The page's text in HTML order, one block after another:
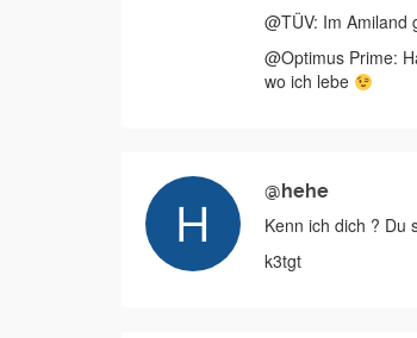
@TÜV: Im Amiland
@Optimus Prime:
wo ich lebe
@hehe
Kenn ich dich ? Du
k3tgt